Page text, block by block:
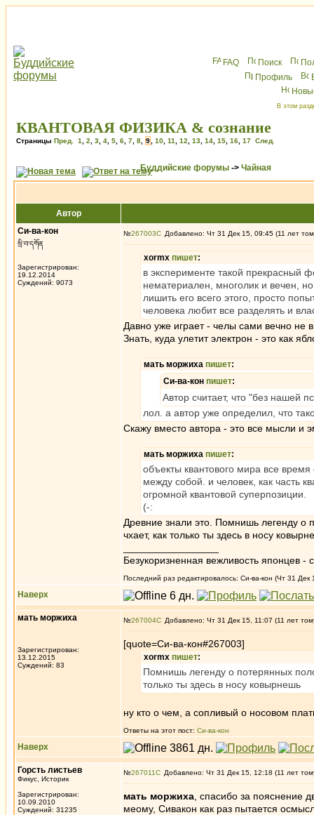
FAQ Поиск
Профиль
В этом
КВАНТОВАЯ ФИЗИКА & сознание
Страницы Пред. 1 2 3 4 5 6 7 8 9 10 11 12 13 14 15 16 17 След.
Буддийские форумы -> Чайная
Автор
Си-ва-кон
སྲི་བ་དཀོན
Зарегистрирован:
19.12.2014
Суждений: 9073
№267003 Добавлено: Чт 31 Дек 15, 09:45 (11 лет
xormx пишет:
в эксперименте такой прекрасный
нематериален, многолик и вечен,
лишить его всего этого, просто
человека любит все разделять и
Давно уже играет - челы сами вечно не
Знать, куда улетит электрон - это как
мать моржиха пишет:
Си-ва-кон пишет:
Автор считает, что "без нашей
лол. а автор уже определил, что
Скажу вместо автора - это все мысли и
мать моржиха пишет:
объекты квантового мира все
между собой. и человек, как часть
огромной квантовой суперпозиции.
(-:
Древние знали это. Помнишь легенду о
чхает, как только ты здесь в носу
Безукоризненная вежливость японцев -
Последний раз редактировалось: Си-ва-кон (Чт 31 Дек
Наверх
мать моржиха
Зарегистрирован:
13.12.2015
Суждений: 83
№267004 Добавлено: Чт 31 Дек 15, 11:07 (11 лет
[quote=Си-ва-кон#267003]
xormx пишет:
Помнишь легенду о потерянных
только ты здесь в носу ковырнешь
ну кто о чем, а сопливый о носовом
Ответы на этот пост: Си-ва-кон
Наверх
Горсть листьев
Фикус, Историк
Зарегистрирован:
10.09.2010
Суждений: 31235
№267011 Добавлено: Чт 31 Дек 15, 12:18 (11 лет
мать моржиха , спасибо за пояснение
меому, Сивакон как раз пытается